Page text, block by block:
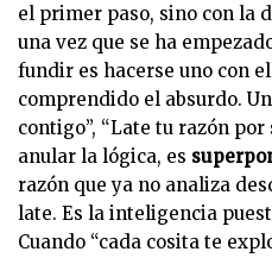
el primer paso, sino con la
una vez que se ha
fundir es hacerse uno con
comprendido el absurdo.
contigo”, “Late tu razón por
anular la lógica, es
razón que ya no analiza
late. Es la inteligencia
Cuando “cada cosita te